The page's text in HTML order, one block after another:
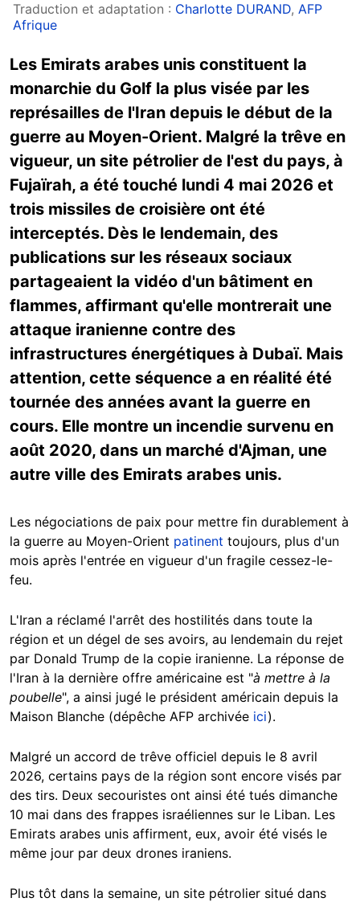
Traduction et adaptation : Charlotte DURAND, AFP
Afrique
Les Emirats arabes unis constituent la
monarchie du Golf la plus visée par les
représailles de l'Iran depuis le début de la
guerre au Moyen-Orient. Malgré la trêve en
vigueur, un site pétrolier de l'est du pays, à
Fujaïrah, a été touché lundi 4 mai 2026 et
trois missiles de croisière ont été
interceptés. Dès le lendemain, des
publications sur les réseaux sociaux
partageaient la vidéo d'un bâtiment en
flammes, affirmant qu'elle montrerait une
attaque iranienne contre des
infrastructures énergétiques à Dubaï. Mais
attention, cette séquence a en réalité été
tournée des années avant la guerre en
cours. Elle montre un incendie survenu en
août 2020, dans un marché d'Ajman, une
autre ville des Emirats arabes unis.
Les négociations de paix pour mettre fin durablement à
la guerre au Moyen-Orient patinent toujours, plus d'un
mois après l'entrée en vigueur d'un fragile cessez-le-
feu.
L'Iran a réclamé l'arrêt des hostilités dans toute la
région et un dégel de ses avoirs, au lendemain du rejet
par Donald Trump de la copie iranienne. La réponse de
l'Iran à la dernière offre américaine est "à mettre à la
poubelle", a ainsi jugé le président américain depuis la
Maison Blanche (dépêche AFP archivée ici).
Malgré un accord de trêve officiel depuis le 8 avril
2026, certains pays de la région sont encore visés par
des tirs. Deux secouristes ont ainsi été tués dimanche
10 mai dans des frappes israéliennes sur le Liban. Les
Emirats arabes unis affirment, eux, avoir été visés le
même jour par deux drones iraniens.
Plus tôt dans la semaine, un site pétrolier situé dans